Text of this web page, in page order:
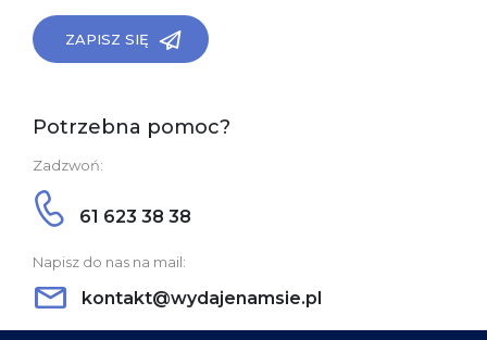
ZAPISZ SIĘ
Potrzebna pomoc?
Zadzwoń:
61 623 38 38
Napisz do nas na mail:
kontakt@wydajenamsie.pl